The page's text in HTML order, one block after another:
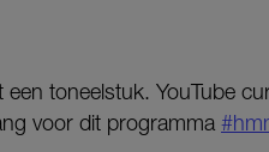
toneelstuk. YouTube
voor dit programma